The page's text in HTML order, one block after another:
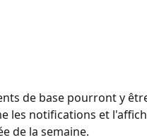
de base pourront y
les notifications et
de la semaine.